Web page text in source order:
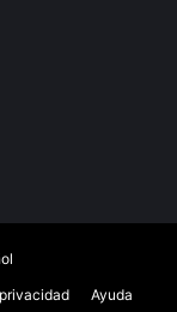
Ayuda